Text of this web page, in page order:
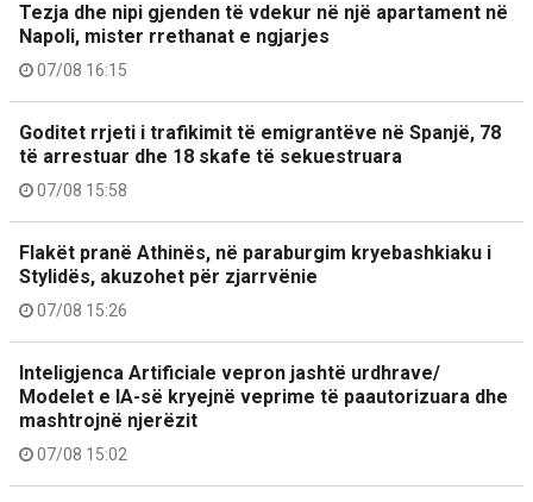
Tezja dhe nipi gjenden të vdekur në një apartament në
Napoli, mister rrethanat e ngjarjes
07/08 16:15
Goditet rrjeti i trafikimit të emigrantëve në Spanjë, 78
të arrestuar dhe 18 skafe të sekuestruara
07/08 15:58
Flakët pranë Athinës, në paraburgim kryebashkiaku i
Stylidës, akuzohet për zjarrvënie
07/08 15:26
Inteligjenca Artificiale vepron jashtë urdhrave/
Modelet e IA-së kryejnë veprime të paautorizuara dhe
mashtrojnë njerëzit
07/08 15:02